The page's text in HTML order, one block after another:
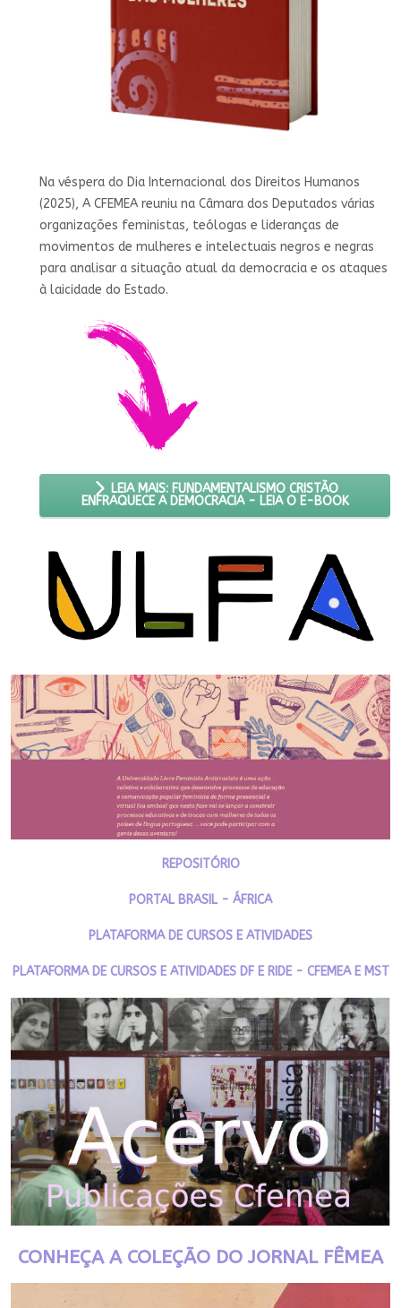
Na véspera do Dia Internacional dos Direitos Humanos
(2025), A CFEMEA reuniu na Câmara dos Deputados várias
organizações feministas, teólogas e lideranças de
movimentos de mulheres e intelectuais negros e negras
para analisar a situação atual da democracia e os ataques
à laicidade do Estado.
LEIA MAIS: FUNDAMENTALISMO CRISTÃO
ENFRAQUECE A DEMOCRACIA - LEIA O E-BOOK
REPOSITÓRIO
PORTAL BRASIL - ÁFRICA
PLATAFORMA DE CURSOS E ATIVIDADES
PLATAFORMA DE CURSOS E ATIVIDADES DF E RIDE - CFEMEA E MST
CONHEÇA A COLEÇÃO DO JORNAL FÊMEA